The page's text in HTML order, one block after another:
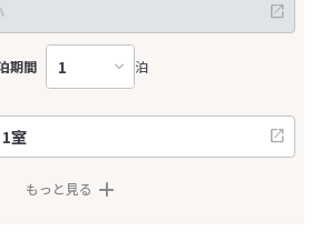
期間 泊
もっと見る